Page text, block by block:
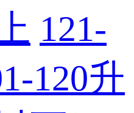
121-
120升